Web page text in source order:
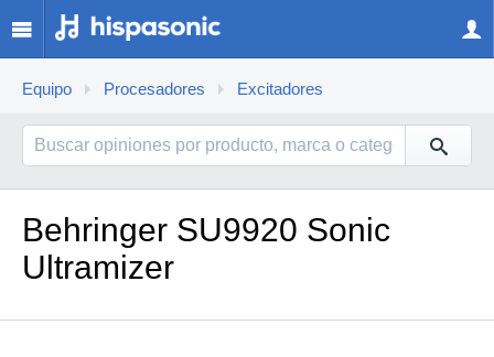
Equipo Procesadores Excitadores
Behringer SU9920 Sonic
Ultramizer